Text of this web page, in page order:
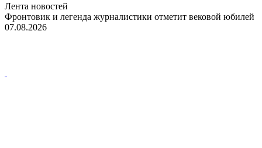
Лента новостей
Фронтовик и легенда журналистики отметит вековой юбилей
07.08.2026